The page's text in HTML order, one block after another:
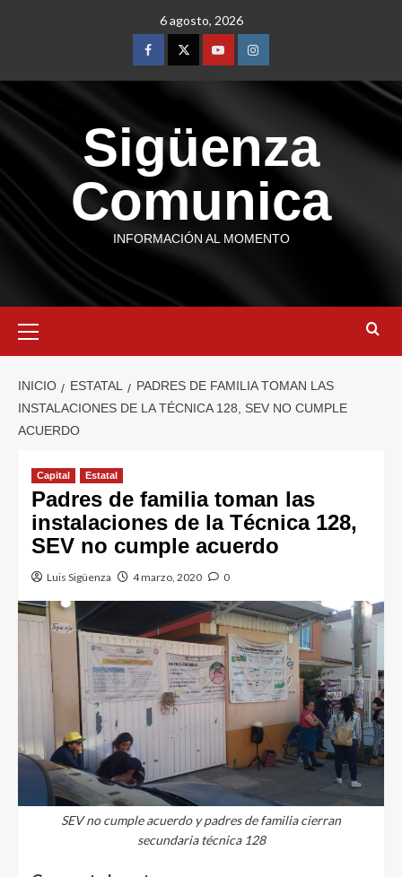
6 agosto, 2026
Sigüenza
Comunica
INFORMACIÓN AL MOMENTO
INICIO ESTATAL
PADRES DE FAMILIA TOMAN LAS
INSTALACIONES DE LA TÉCNICA 128, SEV NO CUMPLE
ACUERDO
Capital Estatal
Padres de familia toman las
instalaciones de la Técnica 128,
SEV no cumple acuerdo
Luis Sigüenza 4 marzo, 2020 0
SEV no cumple acuerdo y padres de familia cierran
secundaria técnica 128